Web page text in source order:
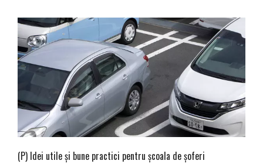
(P) Idei utile și bune practici pentru școala de șoferi